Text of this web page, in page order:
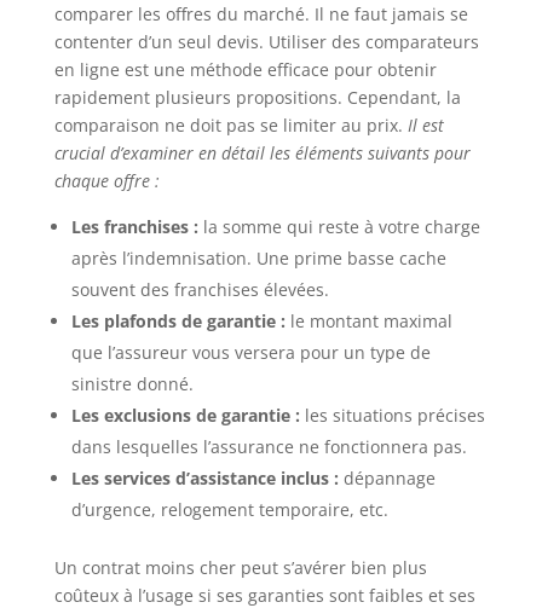
comparer les offres du marché. Il ne faut jamais se
contenter d’un seul devis. Utiliser des comparateurs
en ligne est une méthode efficace pour obtenir
rapidement plusieurs propositions. Cependant, la
comparaison ne doit pas se limiter au prix. Il est
crucial d’examiner en détail les éléments suivants pour
chaque offre :
Les franchises : la somme qui reste à votre charge
après l’indemnisation. Une prime basse cache
souvent des franchises élevées.
Les plafonds de garantie : le montant maximal
que l’assureur vous versera pour un type de
sinistre donné.
Les exclusions de garantie : les situations précises
dans lesquelles l’assurance ne fonctionnera pas.
Les services d’assistance inclus : dépannage
d’urgence, relogement temporaire, etc.
Un contrat moins cher peut s’avérer bien plus
coûteux à l’usage si ses garanties sont faibles et ses